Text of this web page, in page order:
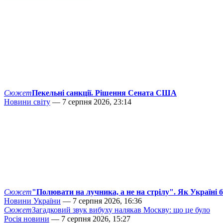
СюжетПекельні санкції. Рішення Сената США
Новини світу — 7 серпня 2026, 23:14
Сюжет"Полювати на лучника, а не на стрілу". Як Україні
Новини України — 7 серпня 2026, 16:36
СюжетЗагадковий звук вибуху налякав Москву: що це було
Росія новини — 7 серпня 2026, 15:27